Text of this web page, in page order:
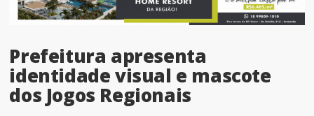
Prefeitura apresenta
identidade visual e mascote
dos Jogos Regionais